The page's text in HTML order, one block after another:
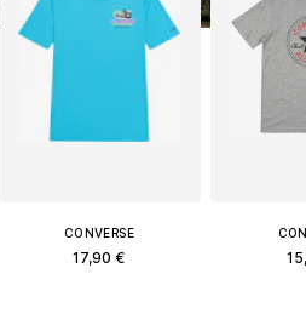
CONVERSE
17,90 €